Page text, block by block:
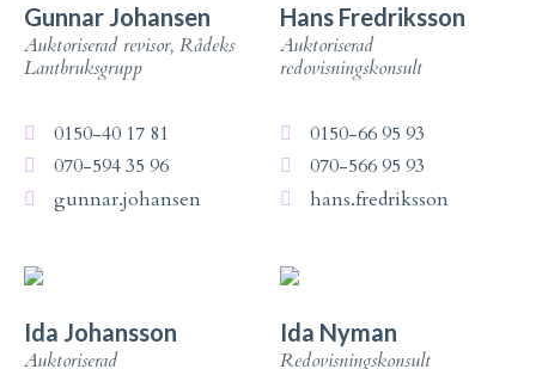
Gunnar Johansen
Auktoriserad revisor, Rådeks
Lantbruksgrupp
0150-40 17 81
070-594 35 96
gunnar.johansen
Hans Fredriksson
Auktoriserad
redovisningskonsult
0150-66 95 93
070-566 95 93
hans.fredriksson
Ida Johansson
Auktoriserad
Ida Nyman
Redovisningskonsult